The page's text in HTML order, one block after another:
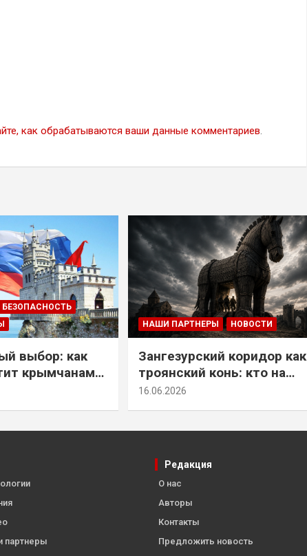
как обрабатываются ваши данные комментариев.
БЕЗОПАСНОСТЬ
выбор: как
крымчанам
решение
НАШИ ПАРТНЕРЫ НОВОСТИ
Зангезурский коридор как
троянский конь: кто на
самом деле осваивает юг
16.06.2026
партнеры
Редакция
О нас
Авторы
Контакты
Предложить новость